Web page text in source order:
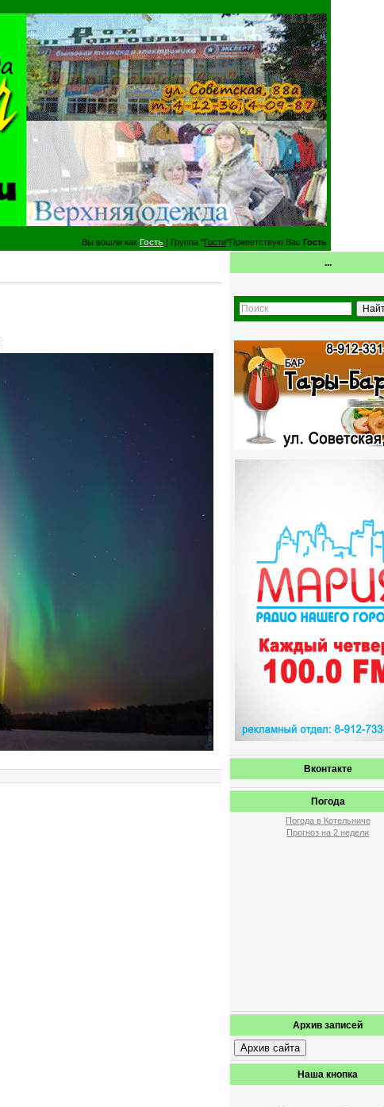
Вы вошли как Гость| Группа "Гости"Приветствую Вас Гость
...
Вконтакте
Погода
Погода в Котельниче
Прогноз на 2 недели
Архив записей
Архив сайта
Наша кнопка